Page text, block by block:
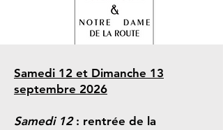
Samedi 12 et Dimanche 13
septembre 2026
Samedi 12: rentrée de la